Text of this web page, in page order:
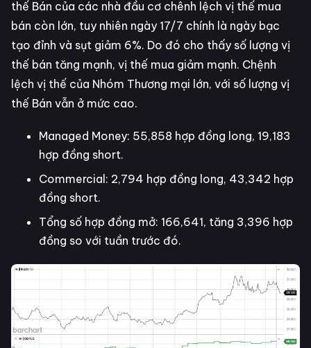
thế Bán của các nhà đầu cơ chênh lệch vị thế mua
bán còn lớn, tuy nhiên ngày 17/7 chính là ngày bạc
tạo đỉnh và sụt giảm 6%. Do đó cho thấy số lượng vị
thế bán tăng mạnh, vị thế mua giảm mạnh. Chệnh
lệch vị thế của Nhóm Thương mại lớn, với số lượng vị
thế Bán vẫn ở mức cao.
Managed Money: 55,858 hợp đồng long, 19,183
hợp đồng short.
Commercial: 2,794 hợp đồng long, 43,342 hợp
đồng short.
Tổng số hợp đồng mở: 166,641, tăng 3,396 hợp
đồng so với tuần trước đó.